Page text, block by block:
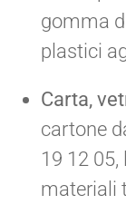
gomma
plastici
Carta,
cartone
19 12 05,
materiali